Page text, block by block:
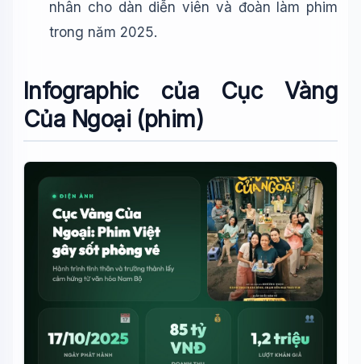
nhân cho dàn diễn viên và đoàn làm phim
trong năm 2025.
Infographic của Cục Vàng
Của Ngoại (phim)